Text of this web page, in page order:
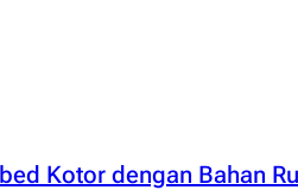
Kotor dengan Bahan